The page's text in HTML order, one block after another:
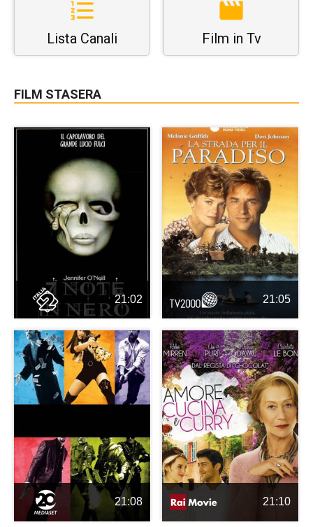
Lista Canali Film in Tv
FILM STASERA
21:02 21:05
21:08 21:10